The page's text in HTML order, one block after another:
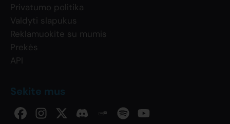
Privatumo politika
Valdyti slapukus
Reklamuokite su mumis
Prekės
API
Sekite mus